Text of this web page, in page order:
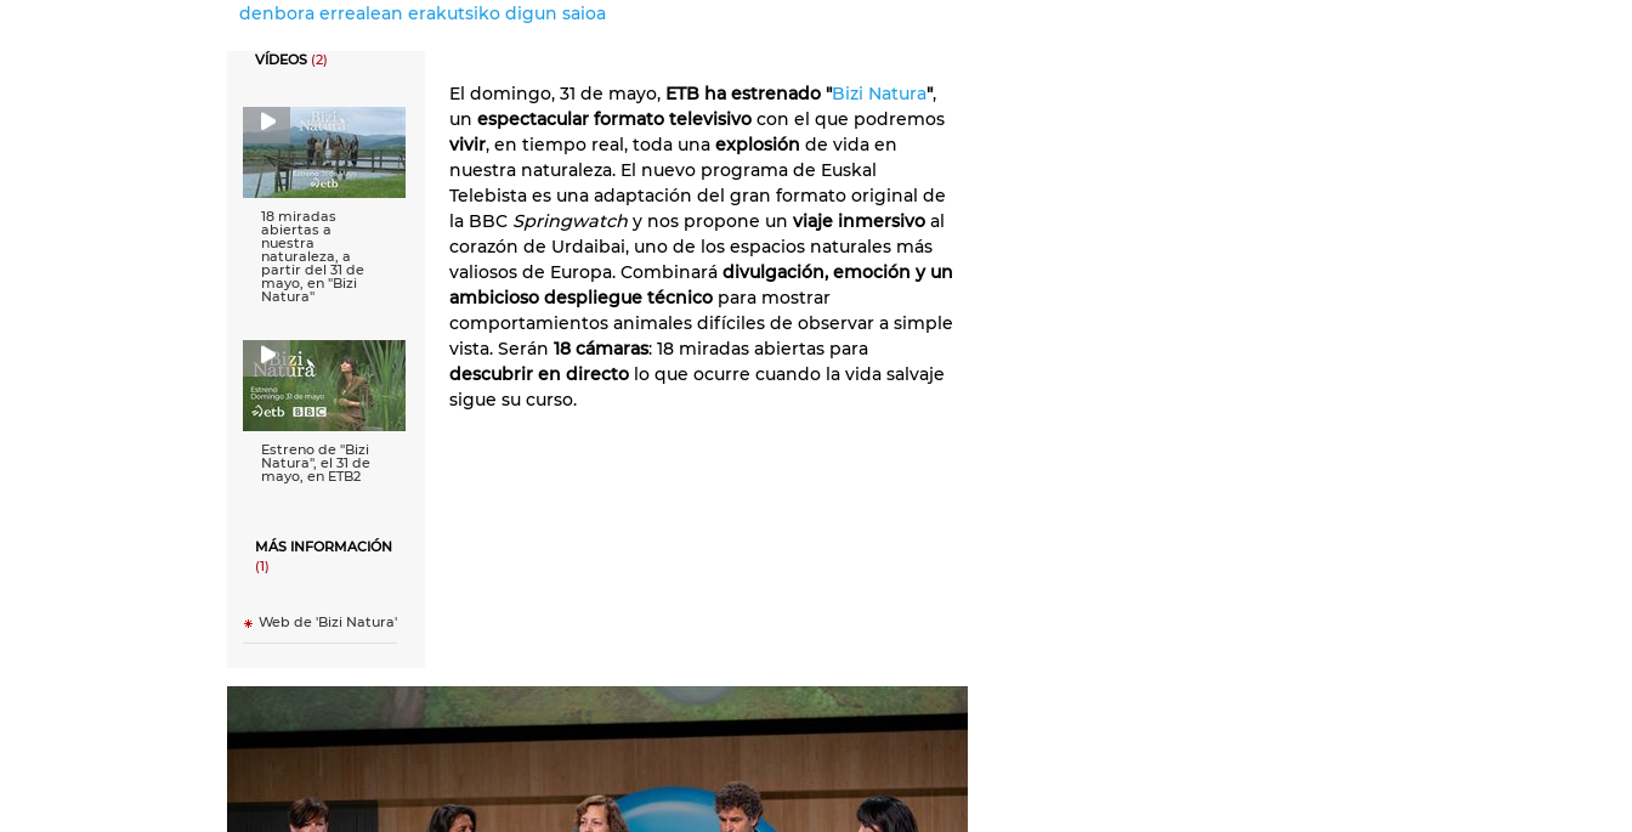
denbora errealean erakutsiko digun saioa
VÍDEOS (2)
18 miradas
abiertas a
nuestra
naturaleza, a
partir del 31 de
mayo, en ''Bizi
Natura''
Estreno de ''Bizi
Natura'', el 31 de
mayo, en ETB2
MÁS INFORMACIÓN
(1)
Web de 'Bizi Natura'
El domingo, 31 de mayo, ETB ha estrenado "Bizi Natura",
un espectacular formato televisivo con el que podremos
vivir, en tiempo real, toda una explosión de vida en
nuestra naturaleza. El nuevo programa de Euskal
Telebista es una adaptación del gran formato original de
la BBC Springwatch y nos propone un viaje inmersivo al
corazón de Urdaibai, uno de los espacios naturales más
valiosos de Europa. Combinará divulgación, emoción y un
ambicioso despliegue técnico para mostrar
comportamientos animales difíciles de observar a simple
vista. Serán 18 cámaras: 18 miradas abiertas para
descubrir en directo lo que ocurre cuando la vida salvaje
sigue su curso.